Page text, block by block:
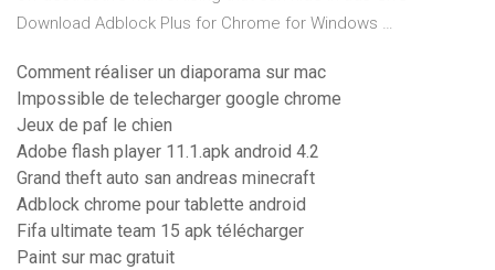
Download Adblock Plus for Chrome for Windows …
Comment réaliser un diaporama sur mac
Impossible de telecharger google chrome
Jeux de paf le chien
Adobe flash player 11.1.apk android 4.2
Grand theft auto san andreas minecraft
Adblock chrome pour tablette android
Fifa ultimate team 15 apk télécharger
Paint sur mac gratuit